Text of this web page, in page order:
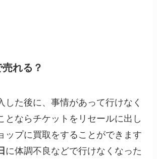
れる？
した後に、事情があって行けなく
とならチケットをリセールに出し
ップに買取をすることができます
に体調不良などで行けなくなった